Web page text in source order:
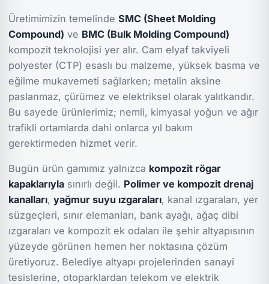
Üretimimizin temelindeSMC (Sheet Molding
Compound) ve BMC (Bulk Molding Compound)
kompozit teknolojisi yer alır. Cam elyaf takviyeli
polyester (CTP) esaslı bu malzeme, yüksek basma ve
eğilme mukavemeti sağlarken; metalin aksine
paslanmaz, çürümez ve elektriksel olarak yalıtkandır.
Bu sayede ürünlerimiz; nemli, kimyasal yoğun ve ağır
trafikli ortamlarda dahi onlarca yıl bakım
gerektirmeden hizmet verir.
Bugün ürün gamımız yalnızca kompozit rögar
kapaklarıyla sınırlı değil. Polimer ve kompozit drenaj
kanalları,yağmur suyu ızgaraları, kanal ızgaraları, yer
süzgeçleri, sınır elemanları, bank ayağı, ağaç dibi
ızgaraları ve kompozit ek odaları ile şehir altyapısının
yüzeyde görünen hemen her noktasına çözüm
üretiyoruz. Belediye altyapı projelerinden sanayi
tesislerine, otoparklardan telekom ve elektrik